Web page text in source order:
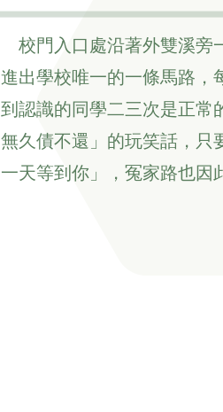
校門入口處沿著外雙溪旁
進出學校唯一的一條馬路，
到認識的同學二三次是正常
無久債不還」的玩笑話，只
一天等到你」，冤家路也因